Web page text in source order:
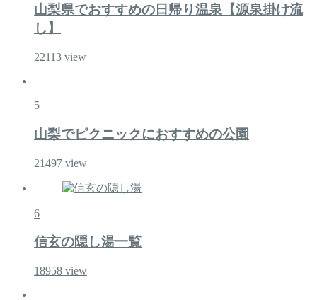
山梨県でおすすめの日帰り温泉【源泉掛け流
し】
22113 view
5
山梨でピクニックにおすすめの公園
21497 view
6
信玄の隠し湯一覧
18958 view